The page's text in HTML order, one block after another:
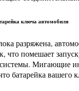
ключа автомобиля
разряжена,
что помешает
Мигающие
батарейка вашего